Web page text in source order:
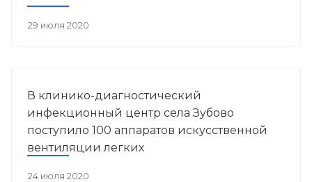
29 июля 2020
В клинико-диагностический
инфекционный центр села Зубово
поступило 100 аппаратов искусственной
вентиляции легких
24 июля 2020